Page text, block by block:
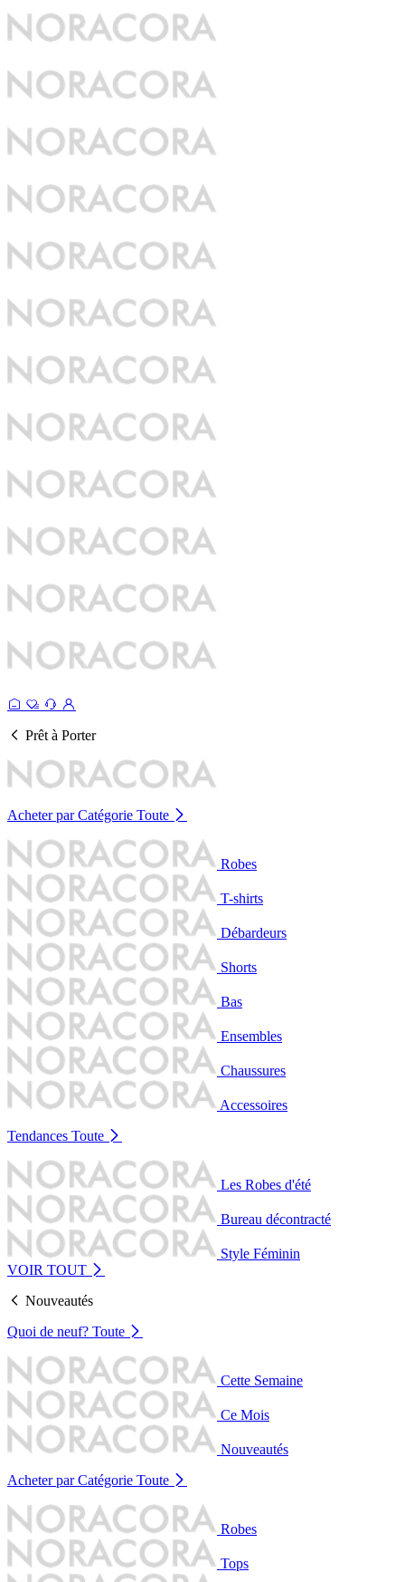
Prêt à Porter
Acheter par Catégorie Toute
Robes
T-shirts
Débardeurs
Shorts
Bas
Ensembles
Chaussures
Accessoires
Tendances Toute
Les Robes d'été
Bureau décontracté
Style Féminin
VOIR TOUT
Nouveautés
Quoi de neuf? Toute
Cette Semaine
Ce Mois
Nouveautés
Acheter par Catégorie Toute
Robes
Tops